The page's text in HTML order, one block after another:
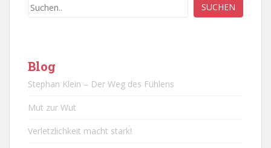
SUCHEN
Blog
Stephan Klein – Der Weg des Fühlens
Mut zur Wut
Verletzlichkeit macht stark!